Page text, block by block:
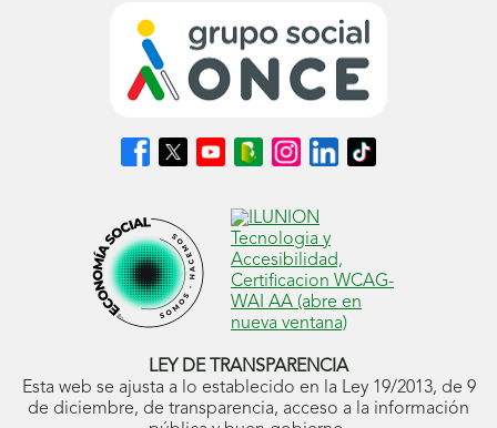
Síguenos
en
abrirá
en
ventana
nueva)
Síguenos
en
abrirá
en
ventana
nueva)
Síguenos
en
abrirá
en
ventana
nueva)
Síguenos
en
Blog
ONCE
(se
abrirá
en
ventana
nueva)
Síguenos
en
(se
abrirá
en
ventana
nueva)
Síguenos
en
(se
abrirá
en
ventana
nueva)
Síguenos
en
ventana
nueva)
LEY DE TRANSPARENCIA
Esta web se ajusta a lo establecido en la Ley 19/2013, de 9
de diciembre, de transparencia, acceso a la información